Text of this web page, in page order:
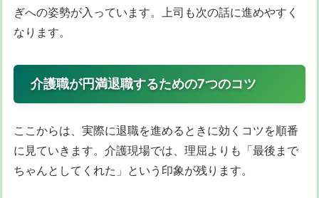
ぎへの姿勢が入っています。上司も次の話に進めやすく
なります。
介護職が円満退職するための7つのコツ
ここからは、実際に退職を進めるときに効くコツを順番
に見ていきます。介護現場では、理屈よりも「最後まで
ちゃんとしてくれた」という印象が残ります。